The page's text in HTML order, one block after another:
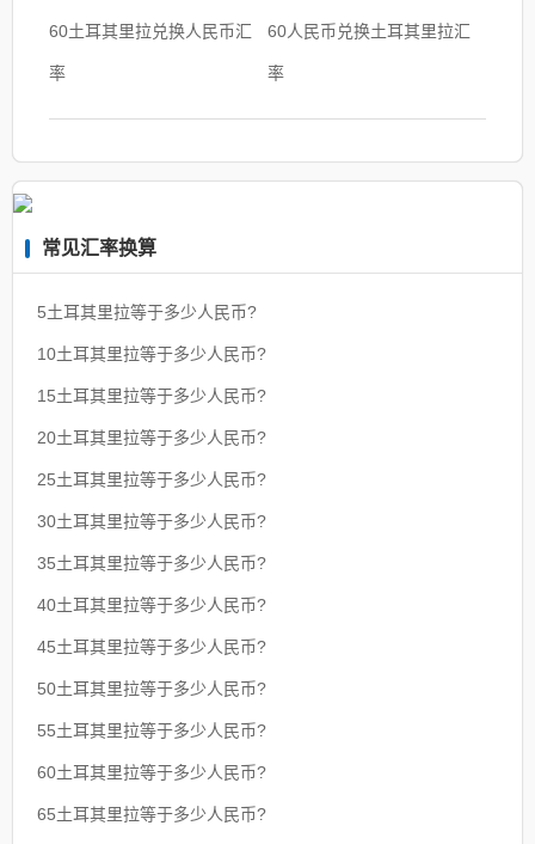
60土耳其里拉兑换人民币汇
率
60人民币兑换土耳其里拉汇
率
常见汇率换算
5土耳其里拉等于多少人民币?
10土耳其里拉等于多少人民币?
15土耳其里拉等于多少人民币?
20土耳其里拉等于多少人民币?
25土耳其里拉等于多少人民币?
30土耳其里拉等于多少人民币?
35土耳其里拉等于多少人民币?
40土耳其里拉等于多少人民币?
45土耳其里拉等于多少人民币?
50土耳其里拉等于多少人民币?
55土耳其里拉等于多少人民币?
60土耳其里拉等于多少人民币?
65土耳其里拉等于多少人民币?